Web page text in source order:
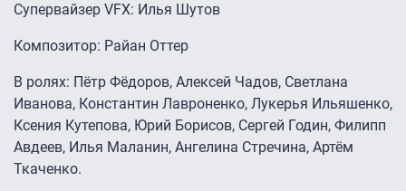
Супервайзер VFX: Илья Шутов
Композитор: Райан Оттер
В ролях: Пётр Фёдоров, Алексей Чадов, Светлана
Иванова, Константин Лавроненко, Лукерья Ильяшенко,
Ксения Кутепова, Юрий Борисов, Сергей Годин, Филипп
Авдеев, Илья Маланин, Ангелина Стречина, Артём
Ткаченко.